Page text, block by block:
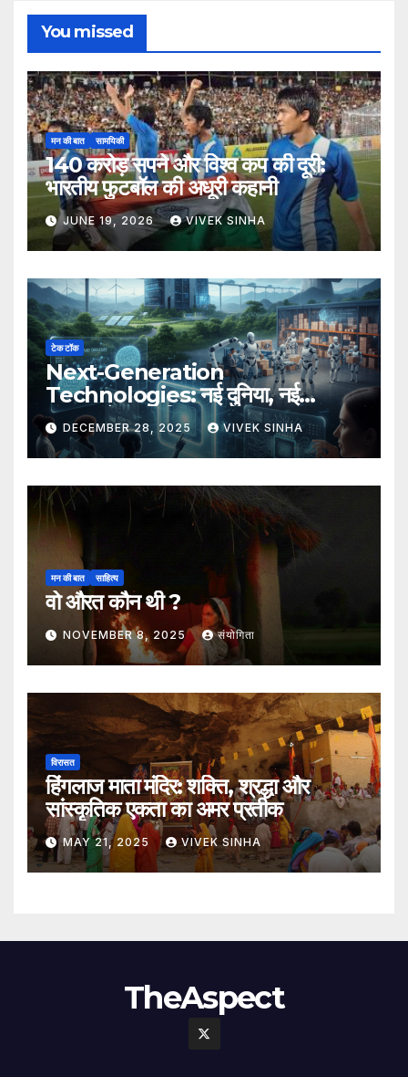
You missed
मन की बात सामयिकी
140 करोड़ सपने और विश्व कप की दूरी:
भारतीय फुटबॉल की अधूरी कहानी
JUNE 19, 2026 VIVEK SINHA
टेक टॉक
Next-Generation
Technologies: नई दुनिया, नई
संभावनाएँ, नया भविष्य
DECEMBER 28, 2025 VIVEK SINHA
मन की बात साहित्य
वो औरत कौन थी ?
NOVEMBER 8, 2025 संयोगिता
विरासत
हिंगलाज माता मंदिर: शक्ति, श्रद्धा और
सांस्कृतिक एकता का अमर प्रतीक
MAY 21, 2025 VIVEK SINHA
TheAspect